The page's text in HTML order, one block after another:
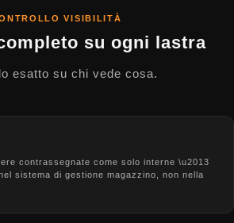
VISIBILITÀ
su ogni lastra
esatto su chi vede cosa.
contrassegnate come solo interne \u2013
sistema di gestione magazzino, non nella